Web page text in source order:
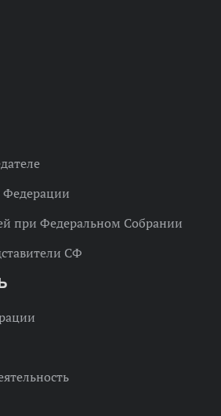
Федерации
при Федеральном Собрании
СФ